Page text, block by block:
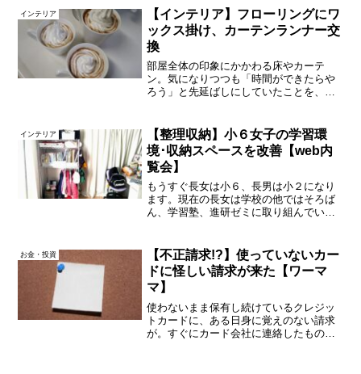
インテリア
【インテリア】フローリングにワ
ックス掛け、カーテンランナー交
換
部屋全体の印象にかかわる床やカーテ
ン。気になりつつも「時間ができたらや
ろう」と先延ばしにしていたことを、外
かないようにしていると、案外すぐにで
きちゃいます。とは言って...
インテリア
【整理収納】小６女子の学習環
境･収納スペースを改善【web内
覧会】
もうすぐ長女は小６、長男は小２になり
ます。現在の長女は学校の他ではそろば
ん、学習塾、進研ゼミに取り組んでいま
い腰を上げてようやく改善できたので公
開します。収納家具は買う...
お金・投資
【不正請求!?】使っていないカー
ドに怪しい請求が来た【ワーマ
マ】
使わないまま保有し続けているクレジッ
トカードに、ある日身に覚えのない請求
が。すぐにカード会社に連絡したもの